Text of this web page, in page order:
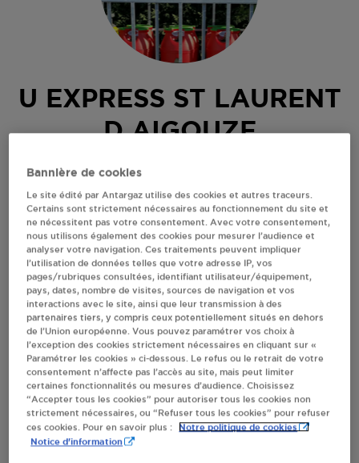
U EXPRESS ST LAURENT
D AIGOUZE
180 AV DU GENERAL TROUCHAUD
Revendeur de bouteilles de gaz
S'Y RENDRE
AFFICHER LE TÉLÉPHONE
RECEVOIR LES COORDONNÉES DU REVENDEUR
En cliquant sur « S’y rendre », j’autorise le traitement
d’informations (dont mon adresse IP) et leur transfert hors UE
par Google Maps afin d’afficher la carte.
En savoir plus
Bannière de cookies
Le site édité par Antargaz utilise des cookies et autres traceurs.
Certains sont strictement nécessaires au fonctionnement du site et
ne nécessitent pas votre consentement. Avec votre consentement,
nous utilisons également des cookies pour mesurer l’audience et
analyser votre navigation. Ces traitements peuvent impliquer
l’utilisation de données telles que votre adresse IP, vos
pages/rubriques consultées, identifiant utilisateur/équipement,
pays, dates, nombre de visites, sources de navigation et vos
interactions avec le site, ainsi que leur transmission à des
partenaires tiers, y compris ceux potentiellement situés en dehors
de l’Union européenne. Vous pouvez paramétrer vos choix à
l’exception des cookies strictement nécessaires en cliquant sur «
Paramétrer les cookies » ci-dessous. Le refus ou le retrait de votre
consentement n’affecte pas l’accès au site, mais peut limiter
certaines fonctionnalités ou mesures d’audience. Choisissez
“Accepter tous les cookies” pour autoriser tous les cookies non
strictement nécessaires, ou “Refuser tous les cookies” pour refuser
ces cookies. Pour en savoir plus :
Notre politique de cookies
Notice d'information